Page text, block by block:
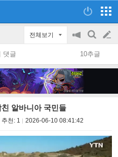
전체보기
공
지
on/off
검
색
글
쓰
댓글 10추글
알바니아 국민들
추천: 1 2026-06-10 08:41:42